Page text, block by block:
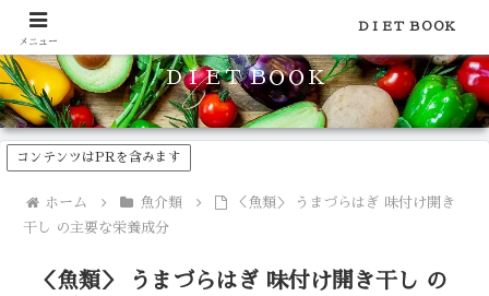
食品のカロリーや糖質などの栄養素がわかる！健康やダイエットに
ＤＩＥＴ ＢＯＯＫ
コンテンツはPRを含みます
ホーム 魚介類
＜魚類＞ うまづらはぎ 味付け開き
干し の主要な栄養成分
＜魚類＞ うまづらはぎ 味付け開き干し の
メニュー
ＤＩＥＴ ＢＯＯＫ